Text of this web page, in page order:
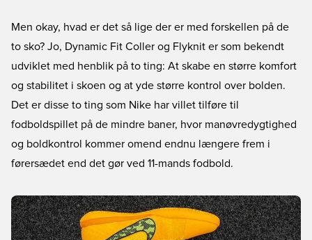
Men okay, hvad er det så lige der er med forskellen på de
to sko? Jo, Dynamic Fit Coller og Flyknit er som bekendt
udviklet med henblik på to ting: At skabe en større komfort
og stabilitet i skoen og at yde større kontrol over bolden.
Det er disse to ting som Nike har villet tilføre til
fodboldspillet på de mindre baner, hvor manøvredygtighed
og boldkontrol kommer omend endnu længere frem i
førersædet end det gør ved 11-mands fodbold.